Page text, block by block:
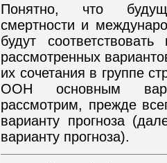
Понятно, что
смертности и
будут
рассмотренных
их сочетания в группе
ООН основным
рассмотрим, прежде
варианту прогноза
варианту прогноза).